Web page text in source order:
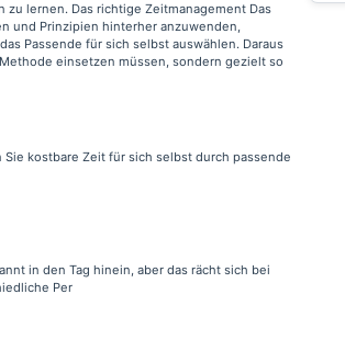
lernen. Das richtige Zeitmanagement Das
und Prinzipien hinterher anzuwenden,
Passende für sich selbst auswählen. Daraus
einsetzen müssen, sondern gezielt so
kostbare Zeit für sich selbst durch passende
in den Tag hinein, aber das rächt sich bei
Per